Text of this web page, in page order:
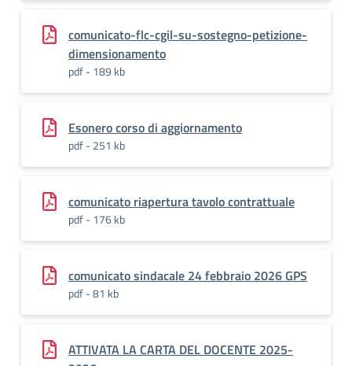
comunicato-flc-cgil-su-sostegno-petizione-
dimensionamento
pdf - 189 kb
Esonero corso di aggiornamento
pdf - 251 kb
comunicato riapertura tavolo contrattuale
pdf - 176 kb
comunicato sindacale 24 febbraio 2026 GPS
pdf - 81 kb
ATTIVATA LA CARTA DEL DOCENTE 2025-